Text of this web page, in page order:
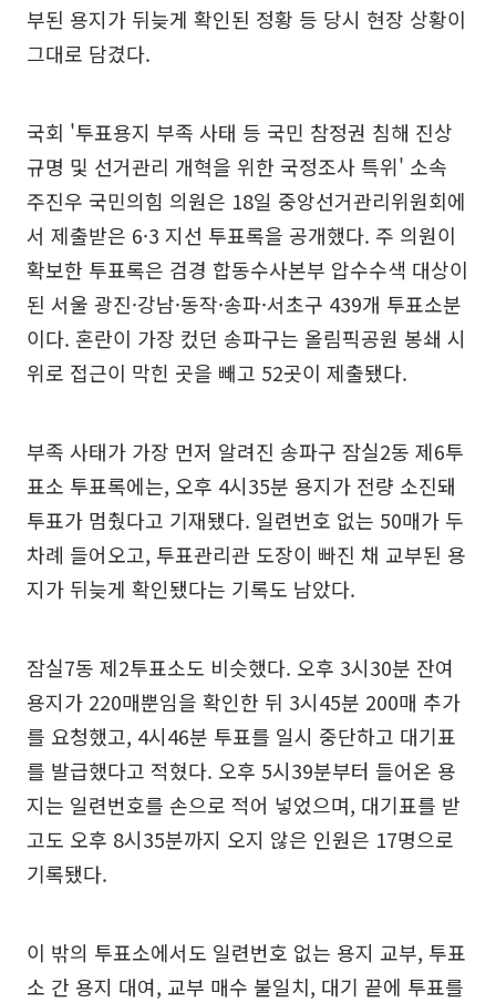
부된 용지가 뒤늦게 확인된 정황 등 당시 현장 상황이
그대로 담겼다.
국회 '투표용지 부족 사태 등 국민 참정권 침해 진상
규명 및 선거관리 개혁을 위한 국정조사 특위' 소속
주진우 국민의힘 의원은 18일 중앙선거관리위원회에
서 제출받은 6·3 지선 투표록을 공개했다. 주 의원이
확보한 투표록은 검경 합동수사본부 압수수색 대상이
된 서울 광진·강남·동작·송파·서초구 439개 투표소분
이다. 혼란이 가장 컸던 송파구는 올림픽공원 봉쇄 시
위로 접근이 막힌 곳을 빼고 52곳이 제출됐다.
부족 사태가 가장 먼저 알려진 송파구 잠실2동 제6투
표소 투표록에는, 오후 4시35분 용지가 전량 소진돼
투표가 멈췄다고 기재됐다. 일련번호 없는 50매가 두
차례 들어오고, 투표관리관 도장이 빠진 채 교부된 용
지가 뒤늦게 확인됐다는 기록도 남았다.
잠실7동 제2투표소도 비슷했다. 오후 3시30분 잔여
용지가 220매뿐임을 확인한 뒤 3시45분 200매 추가
를 요청했고, 4시46분 투표를 일시 중단하고 대기표
를 발급했다고 적혔다. 오후 5시39분부터 들어온 용
지는 일련번호를 손으로 적어 넣었으며, 대기표를 받
고도 오후 8시35분까지 오지 않은 인원은 17명으로
기록됐다.
이 밖의 투표소에서도 일련번호 없는 용지 교부, 투표
소 간 용지 대여, 교부 매수 불일치, 대기 끝에 투표를